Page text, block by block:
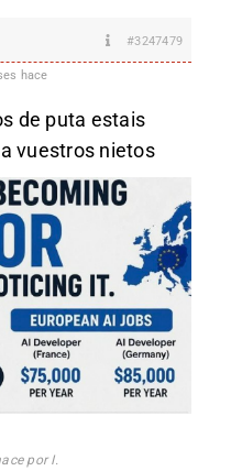
#3247479
hace
de puta estais
vuestros nietos
por I.